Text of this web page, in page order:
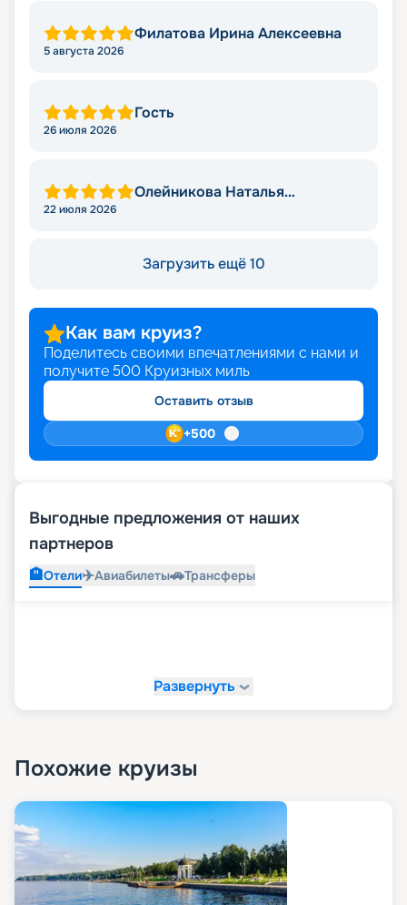
Филатова Ирина Алексеевна
5 августа 2026
Гость
26 июля 2026
Олейникова Наталья
22 июля 2026
Загрузить ещё 10
Как вам круиз?
Поделитесь своими впечатлениями с нами и
получите 500 Круизных миль
Оставить отзыв
+500
Выгодные предложения от наших
партнеров
🏨Отели✈️Авиабилеты🚗Трансферы
Развернуть
Похожие круизы